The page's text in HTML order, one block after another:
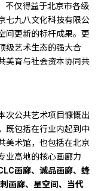
不仅得益于北京市各级
七九八文化科技有限公
间更新的标杆成果。更
级艺术生态的强大合
美育与社会资本协同共
次公共艺术项目慷慨出
既包括在行业内起到中
美术馆，也包括在北京
业高地的核心画廊力
画廊、诚品画廊、蜂
画廊、星空间、当代